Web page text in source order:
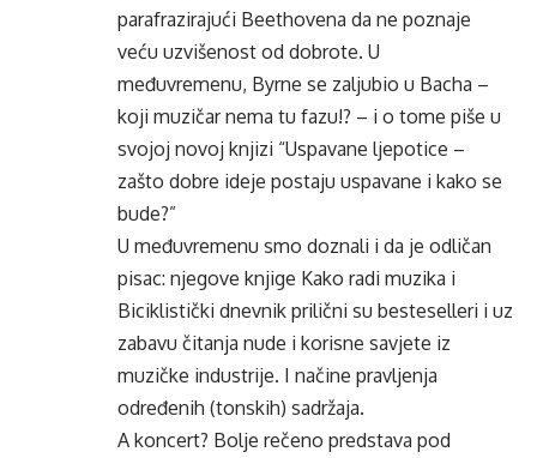
parafrazirajući Beethovena da ne poznaje
veću uzvišenost od dobrote. U
međuvremenu, Byrne se zaljubio u Bacha –
koji muzičar nema tu fazu!? – i o tome piše u
svojoj novoj knjizi “Uspavane ljepotice –
zašto dobre ideje postaju uspavane i kako se
bude?”
U međuvremenu smo doznali i da je odličan
pisac: njegove knjige Kako radi muzika i
Biciklistički dnevnik prilični su besteselleri i uz
zabavu čitanja nude i korisne savjete iz
muzičke industrije. I načine pravljenja
određenih (tonskih) sadržaja.
A koncert? Bolje rečeno predstava pod